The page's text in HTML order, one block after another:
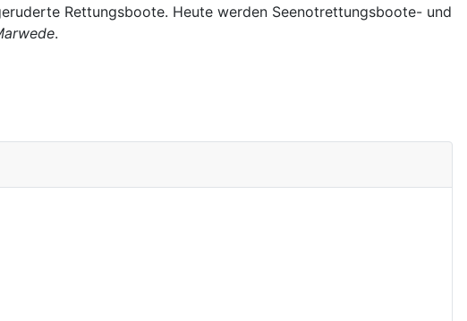
Rettungsboote. Heute werden Seenotrettungsboote- und
.